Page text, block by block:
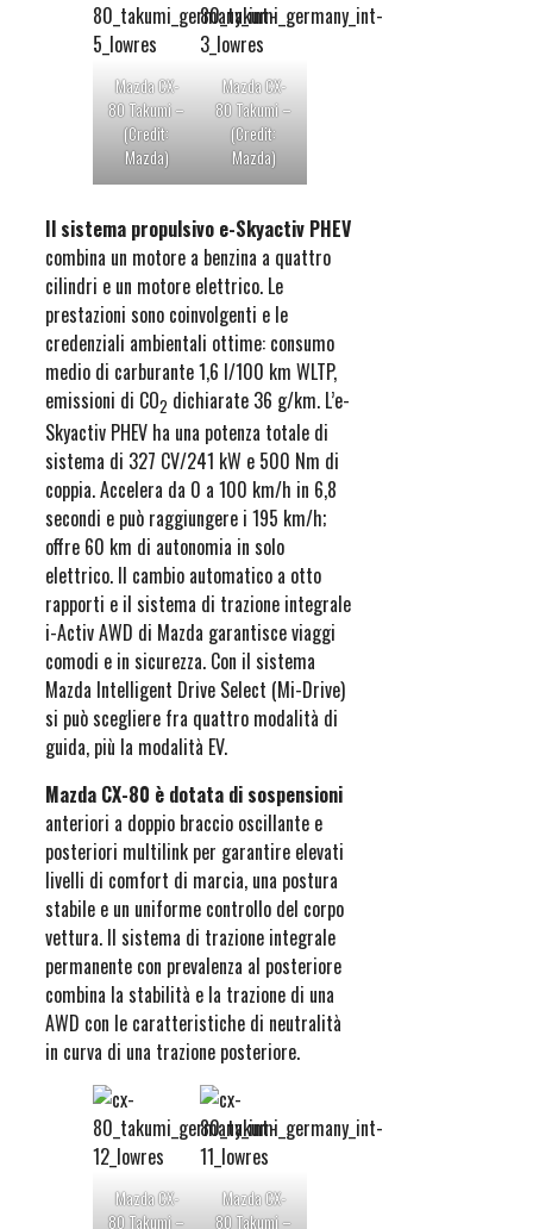
Mazda CX-
80 Takumi –
(Credit:
Mazda)
Mazda CX-
80 Takumi –
(Credit:
Mazda)
Il sistema propulsivo e-Skyactiv PHEV
combina un motore a benzina a quattro
cilindri e un motore elettrico. Le
prestazioni sono coinvolgenti e le
credenziali ambientali ottime: consumo
medio di carburante 1,6 l/100 km WLTP,
emissioni di CO2 dichiarate 36 g/km. L’e-
Skyactiv PHEV ha una potenza totale di
sistema di 327 CV/241 kW e 500 Nm di
coppia. Accelera da 0 a 100 km/h in 6,8
secondi e può raggiungere i 195 km/h;
offre 60 km di autonomia in solo
elettrico. Il cambio automatico a otto
rapporti e il sistema di trazione integrale
i-Activ AWD di Mazda garantisce viaggi
comodi e in sicurezza. Con il sistema
Mazda Intelligent Drive Select (Mi-Drive)
si può scegliere fra quattro modalità di
guida, più la modalità EV.
Mazda CX-80 è dotata di sospensioni
anteriori a doppio braccio oscillante e
posteriori multilink per garantire elevati
livelli di comfort di marcia, una postura
stabile e un uniforme controllo del corpo
vettura. Il sistema di trazione integrale
permanente con prevalenza al posteriore
combina la stabilità e la trazione di una
AWD con le caratteristiche di neutralità
in curva di una trazione posteriore.
Mazda CX-
80 Takumi –
Mazda CX-
80 Takumi –